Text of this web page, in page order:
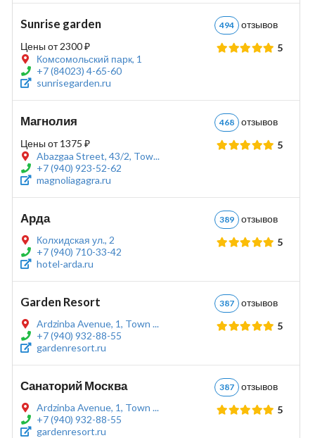
Sunrise garden 494 отзывов
Цены от 2300 ₽
Комсомольский парк, 1
+7 (84023) 4-65-60
sunrisegarden.ru
5
Магнолия 468 отзывов
Цены от 1375 ₽
Abazgaa Street, 43/2, Tow...
+7 (940) 923-52-62
magnoliagagra.ru
5
Арда 389 отзывов
Колхидская ул., 2
+7 (940) 710-33-42
hotel-arda.ru
5
Garden Resort 387 отзывов
Ardzinba Avenue, 1, Town ...
+7 (940) 932-88-55
gardenresort.ru
5
Санаторий Москва 387 отзывов
Ardzinba Avenue, 1, Town ...
+7 (940) 932-88-55
gardenresort.ru
5